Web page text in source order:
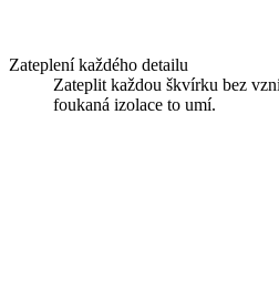
Zateplení každého detailu
Zateplit každou škvírku bez
foukaná izolace to umí.